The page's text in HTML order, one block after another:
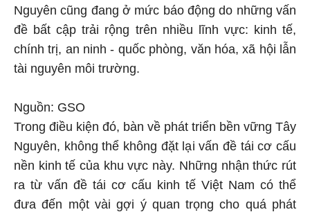
Nguyên cũng đang ở mức báo động do những vấn
đề bất cập trải rộng trên nhiều lĩnh vực: kinh tế,
chính trị, an ninh - quốc phòng, văn hóa, xã hội lẫn
tài nguyên môi trường.
Nguồn: GSO
Trong điều kiện đó, bàn về phát triển bền vững Tây
Nguyên, không thể không đặt lại vấn đề tái cơ cấu
nền kinh tế của khu vực này. Những nhận thức rút
ra từ vấn đề tái cơ cấu kinh tế Việt Nam có thể
đưa đến một vài gợi ý quan trọng cho quá phát